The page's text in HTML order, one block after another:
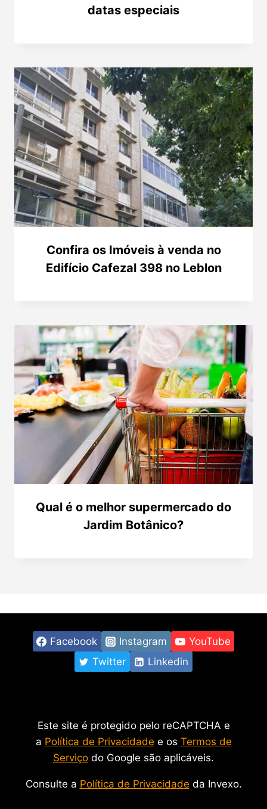
datas especiais
Confira os Imóveis à venda no
Edifício Cafezal 398 no Leblon
Qual é o melhor supermercado do
Jardim Botânico?
Facebook Instagram
YouTube
Twitter
Linkedin
Este site é protegido pelo reCAPTCHA e
a Política de Privacidade e os Termos de
Serviço do Google são aplicáveis.
Consulte a Política de Privacidade da Invexo.